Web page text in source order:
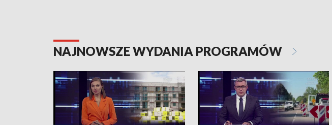
NAJNOWSZE WYDANIA PROGRAMÓW